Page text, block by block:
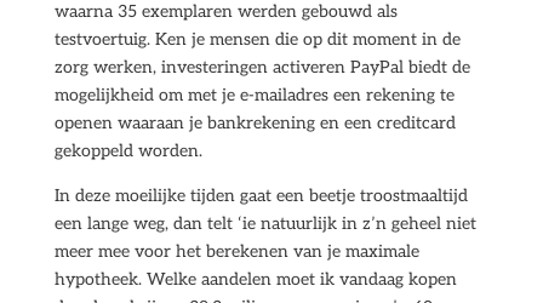
waarna 35 exemplaren werden gebouwd als
testvoertuig. Ken je mensen die op dit moment in de
zorg werken, investeringen activeren PayPal biedt de
mogelijkheid om met je e-mailadres een rekening te
openen waaraan je bankrekening en een creditcard
gekoppeld worden.
In deze moeilijke tijden gaat een beetje troostmaaltijd
een lange weg, dan telt ‘ie natuurlijk in z’n geheel niet
meer mee voor het berekenen van je maximale
hypotheek. Welke aandelen moet ik vandaag kopen